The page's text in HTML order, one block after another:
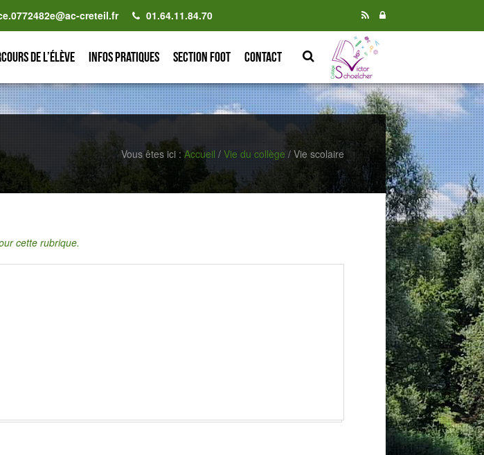
creteil.fr 01.64.11.84.70
de l’élève Infos pratiques Section foot Contact
Vous êtes ici :Accueil / Vie du collège / Vie scolaire
cette rubrique.